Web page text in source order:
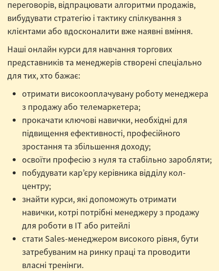
переговорів, відпрацювати алгоритми продажів,
вибудувати стратегію і тактику спілкування з
клієнтами або вдосконалити вже наявні вміння.
Наші онлайн курси для навчання торгових
представників та менеджерів створені спеціально
для тих, хто бажає:
отримати високооплачувану роботу менеджера
з продажу або телемаркетера;
прокачати ключові навички, необхідні для
підвищення ефективності, професійного
зростання та збільшення доходу;
освоїти професію з нуля та стабільно заробляти;
побудувати кар’єру керівника відділу кол-
центру;
знайти курси, які допоможуть отримати
навички, котрі потрібні менеджеру з продажу
для роботи в ІТ або ритейлі
стати Sales-менеджером високого рівня, бути
затребуваним на ринку праці та проводити
власні тренінги.